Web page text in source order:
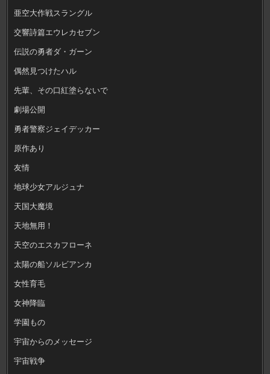
亜空大作戦スラングル
交響詩篇エウレカセブン
伝説の勇者ダ・ガーン
偶然見つけたハル
先輩、その口紅塗らないで
劇場公開
勇者警察ジェイデッカー
原作あり
友情
地球少女アルジュナ
天国大魔境
天地無用！
天空のエスカフローネ
太陽の船ソルビアンカ
女性育毛
女神降臨
学園もの
宇宙からのメッセージ
宇宙戦争